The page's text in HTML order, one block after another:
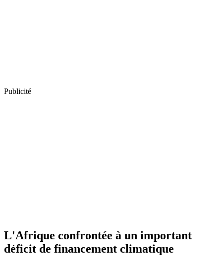
Publicité
L'Afrique confrontée à un important
déficit de financement climatique